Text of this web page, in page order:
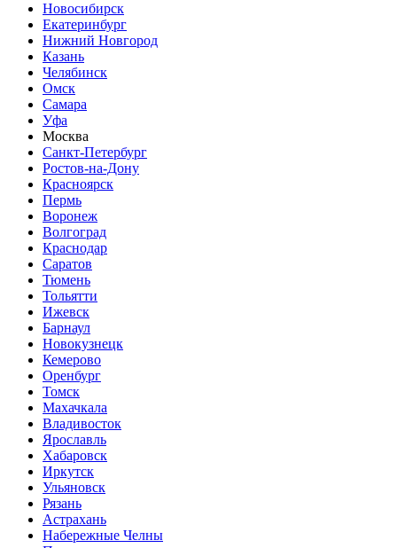
Новосибирск
Екатеринбург
Нижний Новгород
Казань
Челябинск
Омск
Самара
Уфа
Москва
Санкт-Петербург
Ростов-на-Дону
Красноярск
Пермь
Воронеж
Волгоград
Краснодар
Саратов
Тюмень
Тольятти
Ижевск
Барнаул
Новокузнецк
Кемерово
Оренбург
Томск
Махачкала
Владивосток
Ярославль
Хабаровск
Иркутск
Ульяновск
Рязань
Астрахань
Набережные Челны